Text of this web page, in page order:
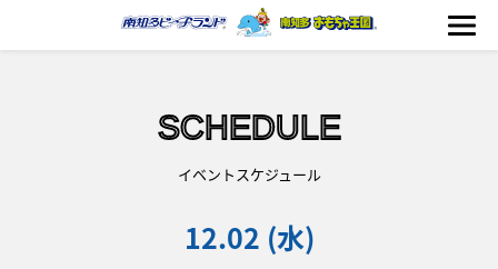
海の生きもの
おもちゃ王国
SCHEDULE
イベントスケジュール
12.02 (水)